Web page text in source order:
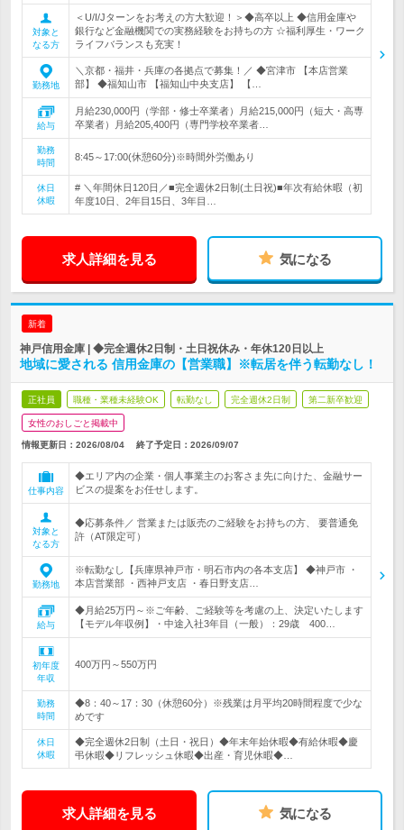
対象と
なる方
＜U/I/Jターンをお考えの方大歓迎！＞◆高卒以上 ◆信用金庫や
銀行など金融機関での実務経験をお持ちの方 ☆福利厚生・ワーク
ライフバランスも充実！
勤務地
＼京都・福井・兵庫の各拠点で募集！／ ◆宮津市 【本店営業
部】 ◆福知山市 【福知山中央支店】 【…
給与
月給230,000円（学部・修士卒業者）月給215,000円（短大・高専
卒業者）月給205,400円（専門学校卒業者…
勤務
時間
8:45～17:00(休憩60分)※時間外労働あり
休日
休暇
# ＼年間休日120日／■完全週休2日制(土日祝)■年次有給休暇（初
年度10日、2年目15日、3年目…
求人詳細を見る 気になる
新着
神戸信用金庫 | ◆完全週休2日制・土日祝休み・年休120日以上
地域に愛される 信用金庫の【営業職】※転居を伴う転勤なし！
正社員 職種・業種未経験OK 転勤なし 完全週休2日制 第二新卒歓迎
女性のおしごと掲載中
情報更新日：2026/08/04 終了予定日： 2026/09/07
仕事内容
◆エリア内の企業・個人事業主のお客さま先に向けた、金融サー
ビスの提案をお任せします。
対象と
なる方
◆応募条件／ 営業または販売のご経験をお持ちの方、 要普通免
許（AT限定可）
勤務地
※転勤なし【兵庫県神戸市・明石市内の各本支店】 ◆神戸市 ・
本店営業部 ・西神戸支店 ・春日野支店…
給与
◆月給25万円～※ご年齢、ご経験等を考慮の上、決定いたします
【モデル年収例】・中途入社3年目（一般）：29歳 400…
初年度
年収
400万円～550万円
勤務
時間
◆8：40～17：30（休憩60分）※残業は月平均20時間程度で少な
めです
休日
休暇
◆完全週休2日制（土日・祝日）◆年末年始休暇◆有給休暇◆慶
弔休暇◆リフレッシュ休暇◆出産・育児休暇◆…
求人詳細を見る 気になる